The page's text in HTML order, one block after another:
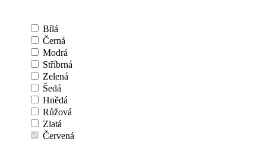
Bílá
Černá
Modrá
Stříbrná
Zelená
Šedá
Hnědá
Růžová
Zlatá
Červená